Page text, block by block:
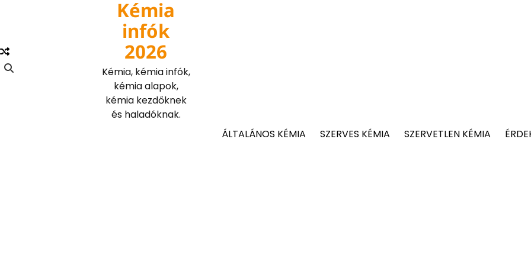
Kémia
infók
2026
Kémia, kémia infók,
kémia alapok,
kémia kezdőknek
és haladóknak.
ÁLTALÁNOS KÉMIA
SZERVES KÉMIA SZERVETLEN KÉMIA